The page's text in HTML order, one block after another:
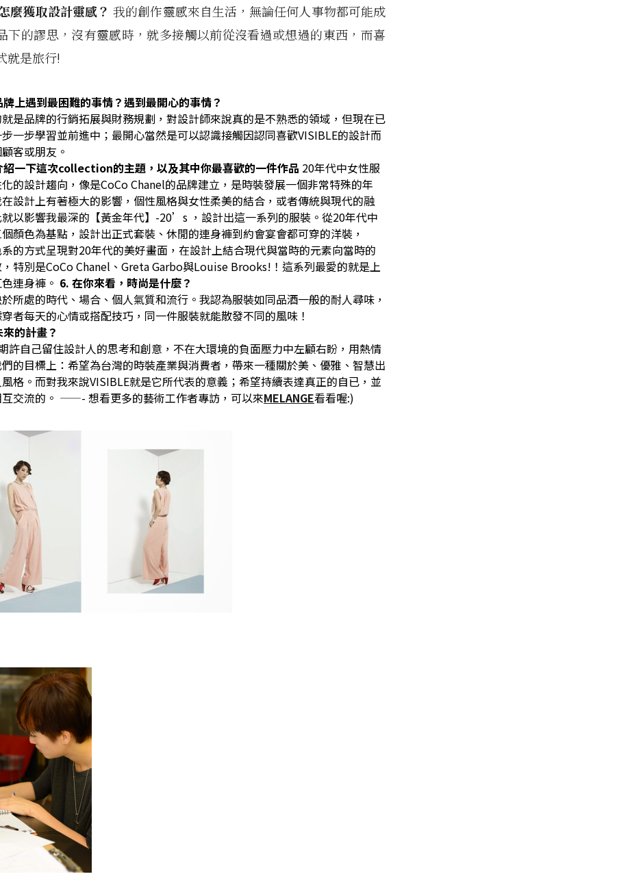
麼獲取設計靈感？ 我的創作靈感來自生活，無論任何人事物都可能成
下的謬思，沒有靈感時，就多接觸以前從沒看過或想過的東西，而喜
就是旅行!
牌上遇到最困難的事情？遇到最開心的事情？
是品牌的行銷拓展與財務規劃，對設計師來說真的是不熟悉的領域，但現在已
一步學習並前進中； 最開心當然是可以認識接觸因認同喜歡VISIBLE的設計而
客或朋友。
紹一下這次collection的主題，以及其中你最喜歡的一件作品 20年代中女性服
的設計趨向，像是CoCo Chanel的品牌建立，是時裝發展一個非常特殊的年
設計上有著極大的影響，個性風格與女性柔美的結合，或者傳統與現代的融
以影響我最深的【黃金年代】 -20’s ，設計出這一系列的服裝。 從20年代中
顏色為基點，設計出正式套裝、休閒的連身褲到約會宴會都可穿的洋裝，
的方式呈現對20年代的美好畫面，在設計上結合現代與當時的元素向當時的
特別是CoCo Chanel 、 Greta Garbo與Louise Brooks!！這系列最愛的就是上
連身褲。 6. 在你來看，時尚是什麼？
所處的時代、 場合 、 個人氣質和流行 。 我認為服裝如同品酒一般的耐人尋味，
者每天的心情或搭配技巧，同一件服裝就能散發不同的風味！
的計畫？
許自己留住設計人的思考和創意，不在大環境的負面壓力中左顧右盼，用熱情
的目標上：希望為台灣的時裝產業與消費者，帶來一種關於美、優雅、智慧出
格。 而對我來說VISIBLE就是它所代表的意義； 希望持續表達真正的自已，並
交流的。 ——- 想看更多的藝術工作者專訪，可以來MELANGE看看喔:)